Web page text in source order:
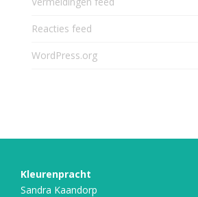
Reacties feed
WordPress.org
Kleurenpracht
Sandra Kaandorp